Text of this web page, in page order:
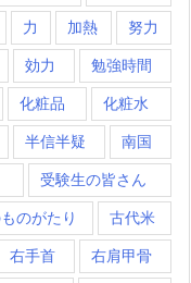
力 加熱 努力
効力 勉強時間
化粧品 化粧水
半信半疑 南国
受験生の皆さん
のがたり 古代米
右手首 右肩甲骨